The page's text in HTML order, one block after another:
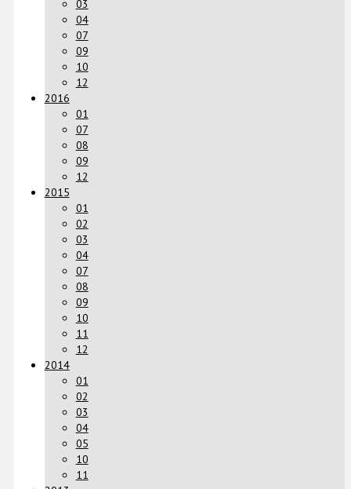
03
04
07
09
10
12
2016
01
07
08
09
12
2015
01
02
03
04
07
08
09
10
11
12
2014
01
02
03
04
05
10
11